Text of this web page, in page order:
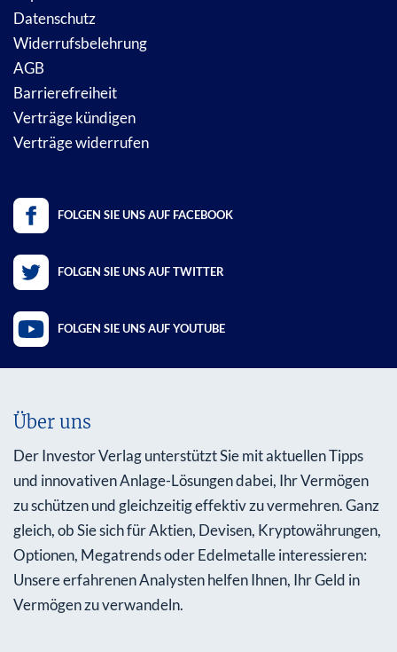
Datenschutz
Widerrufsbelehrung
AGB
Barrierefreiheit
Verträge kündigen
Verträge widerrufen
FOLGEN SIE UNS AUF FACEBOOK
FOLGEN SIE UNS AUF TWITTER
FOLGEN SIE UNS AUF YOUTUBE
Über uns
Der Investor Verlag unterstützt Sie mit aktuellen Tipps
und innovativen Anlage-Lösungen dabei, Ihr Vermögen
zu schützen und gleichzeitig effektiv zu vermehren. Ganz
gleich, ob Sie sich für Aktien, Devisen, Kryptowährungen,
Optionen, Megatrends oder Edelmetalle interessieren:
Unsere erfahrenen Analysten helfen Ihnen, Ihr Geld in
Vermögen zu verwandeln.